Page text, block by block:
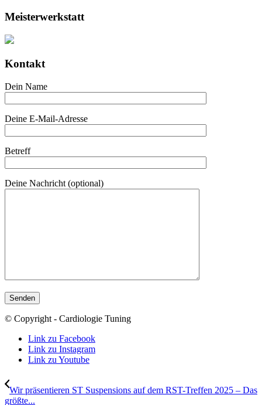
Meisterwerkstatt
Kontakt
Dein Name
Deine E-Mail-Adresse
Betreff
Deine Nachricht (optional)
© Copyright - Cardiologie Tuning
Link zu Facebook
Link zu Instagram
Link zu Youtube
Wir präsentieren ST Suspensions auf dem RST-Treffen 2025 – Das
größte...